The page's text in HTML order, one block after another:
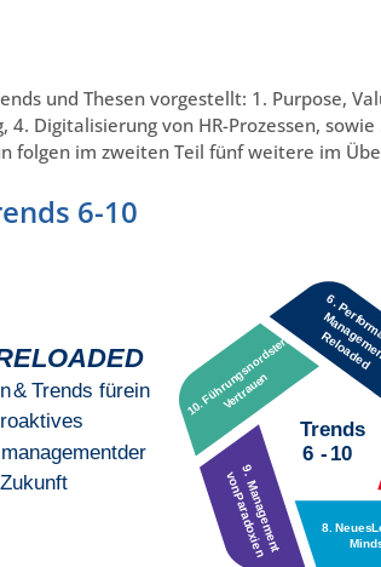
und Thesen vorgestellt: 1. Purpose,
Digitalisierung von HR-Prozessen,
folgen im zweiten Teil fünf weitere im
6-10